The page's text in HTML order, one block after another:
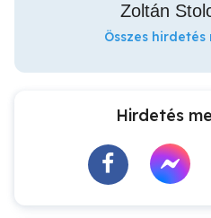
Zoltán
Összes
Hirdetés